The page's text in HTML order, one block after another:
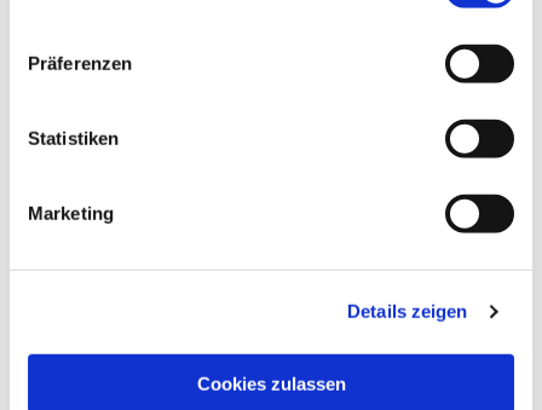
Präferenzen
Statistiken
Marketing
Details zeigen
Cookies zulassen